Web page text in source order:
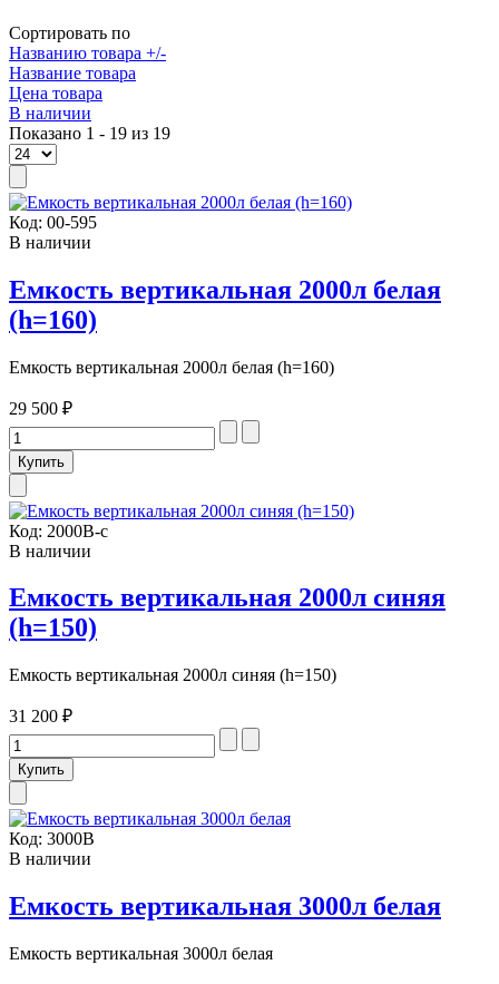
Сортировать по
Названию товара +/-
Название товара
Цена товара
В наличии
Показано 1 - 19 из 19
Код: 00-595
В наличии
Емкость вертикальная 2000л белая
(h=160)
Емкость вертикальная 2000л белая (h=160)
29 500 ₽
Код: 2000В-с
В наличии
Емкость вертикальная 2000л синяя
(h=150)
Емкость вертикальная 2000л синяя (h=150)
31 200 ₽
Код: 3000В
В наличии
Емкость вертикальная 3000л белая
Емкость вертикальная 3000л белая